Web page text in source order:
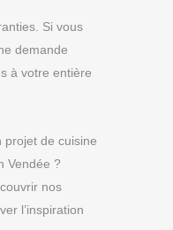
Si vous
demande
à votre entière
projet de cuisine
Vendée ?
nos
l’inspiration